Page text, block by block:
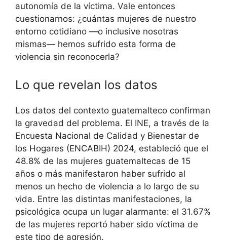
autonomía de la víctima. Vale entonces
cuestionarnos: ¿cuántas mujeres de nuestro
entorno cotidiano —o inclusive nosotras
mismas— hemos sufrido esta forma de
violencia sin reconocerla?
Lo que revelan los datos
Los datos del contexto guatemalteco confirman
la gravedad del problema. El INE, a través de la
Encuesta Nacional de Calidad y Bienestar de
los Hogares (ENCABIH) 2024, estableció que el
48.8% de las mujeres guatemaltecas de 15
años o más manifestaron haber sufrido al
menos un hecho de violencia a lo largo de su
vida. Entre las distintas manifestaciones, la
psicológica ocupa un lugar alarmante: el 31.67%
de las mujeres reportó haber sido víctima de
este tipo de agresión.